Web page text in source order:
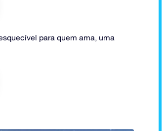
para quem ama, uma